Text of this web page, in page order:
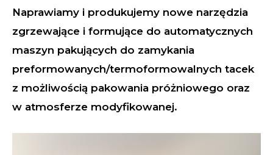
Naprawiamy i produkujemy nowe narzędzia
zgrzewające i formujące do automatycznych
maszyn pakujących do zamykania
preformowanych/termoformowalnych tacek
z możliwością pakowania próżniowego oraz
w atmosferze modyfikowanej.